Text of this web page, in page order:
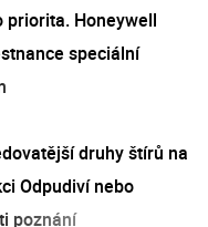
priorita. Honeywell
speciální
druhy štírů na
Odpudiví nebo
poznání